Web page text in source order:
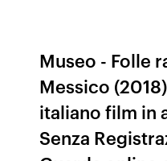
Museo - Folle
Messico
italiano film in
Senza